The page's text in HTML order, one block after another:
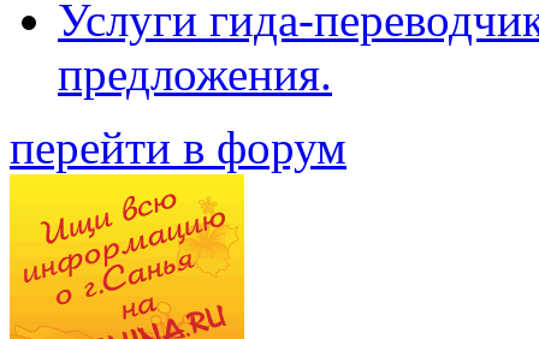
Услуги гида-
предложения.
перейти в форум